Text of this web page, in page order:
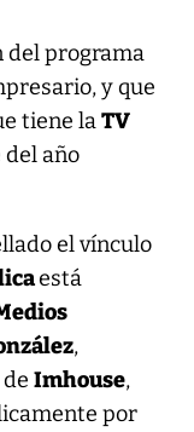
del programa
y que
tiene laTV
año
el vínculo
está
,
Imhouse,
por